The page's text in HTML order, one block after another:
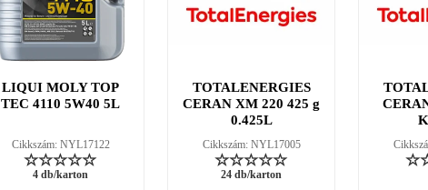
LIQUI MOLY TOP
TEC 4110 5W40 5L
Cikkszám: NYL17122
4 db/karton
TOTALENERGIES
CERAN XM 220 425 g
0.425L
Cikkszám: NYL17005
24 db/karton